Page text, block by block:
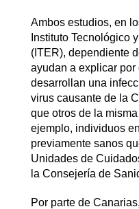
Ambos estudios, en
Instituto Tecnológico
(ITER), dependiente
ayudan a explicar
desarrollan una
virus causante de la
que otros de la
ejemplo, individuos
previamente sanos
Unidades de
la Consejería de
Por parte de